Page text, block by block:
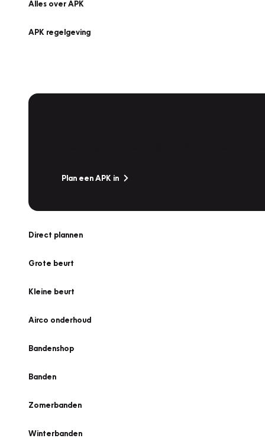
Alles over APK
APK regelgeving
Plan een APK in
Direct plannen
Grote beurt
Kleine beurt
Airco onderhoud
Bandenshop
Banden
Zomerbanden
Winterbanden